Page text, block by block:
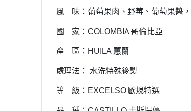
風 味：葡萄果肉、野莓、葡萄果醬，
國 家：COLOMBIA 哥倫比亞
產 區：HUILA 蕙蘭
處理法： 水洗特殊後製
等 級：EXCELSO 歐規特選